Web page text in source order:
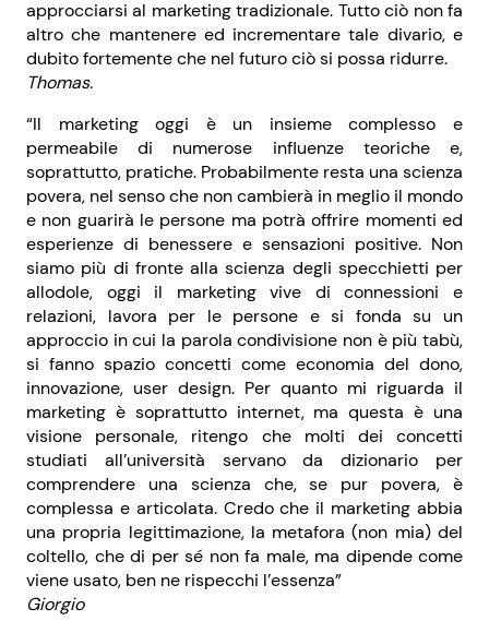
approcciarsi al marketing tradizionale. Tutto ciò non fa
altro che mantenere ed incrementare tale divario, e
dubito fortemente che nel futuro ciò si possa ridurre.
Thomas.
“Il marketing oggi è un insieme complesso e
permeabile di numerose influenze teoriche e,
soprattutto, pratiche. Probabilmente resta una scienza
povera, nel senso che non cambierà in meglio il mondo
e non guarirà le persone ma potrà offrire momenti ed
esperienze di benessere e sensazioni positive. Non
siamo più di fronte alla scienza degli specchietti per
allodole, oggi il marketing vive di connessioni e
relazioni, lavora per le persone e si fonda su un
approccio in cui la parola condivisione non è più tabù,
si fanno spazio concetti come economia del dono,
innovazione, user design. Per quanto mi riguarda il
marketing è soprattutto internet, ma questa è una
visione personale, ritengo che molti dei concetti
studiati all’università servano da dizionario per
comprendere una scienza che, se pur povera, è
complessa e articolata. Credo che il marketing abbia
una propria legittimazione, la metafora (non mia) del
coltello, che di per sé non fa male, ma dipende come
viene usato, ben ne rispecchi l’essenza”
Giorgio